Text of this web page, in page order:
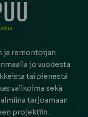
ja remontoijan
jo vuodesta
tai pienestä
valikoima sekä
tarjoamaan
projektiin.